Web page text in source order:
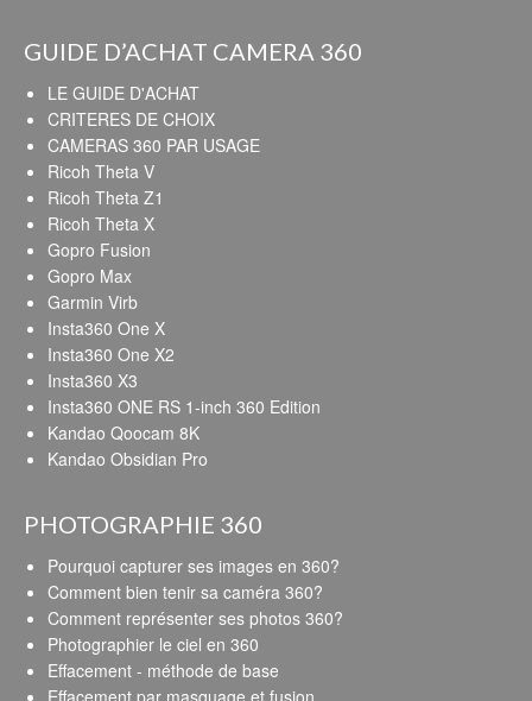
GUIDE D’ACHAT CAMERA 360
LE GUIDE D'ACHAT
CRITERES DE CHOIX
CAMERAS 360 PAR USAGE
Ricoh Theta V
Ricoh Theta Z1
Ricoh Theta X
Gopro Fusion
Gopro Max
Garmin Virb
Insta360 One X
Insta360 One X2
Insta360 X3
Insta360 ONE RS 1-inch 360 Edition
Kandao Qoocam 8K
Kandao Obsidian Pro
PHOTOGRAPHIE 360
Pourquoi capturer ses images en 360?
Comment bien tenir sa caméra 360?
Comment représenter ses photos 360?
Photographier le ciel en 360
Effacement - méthode de base